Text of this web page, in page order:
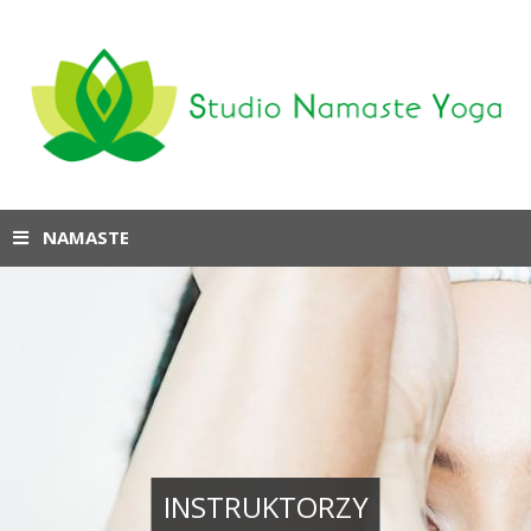
NAMASTE
INSTRUKTORZY